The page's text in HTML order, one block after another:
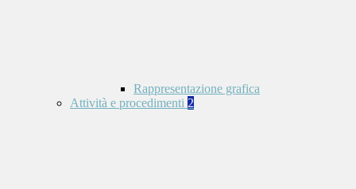
Rappresentazione grafica
Attività e procedimenti 2